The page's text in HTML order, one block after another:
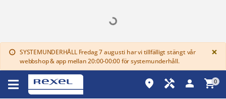
info SYSTEMUNDERHÅLL Fredag 7 augusti har vi tillfälligt stängt vår
webbshop & app mellan 20:00-00:00 för systemunderhåll.
×
place handyman person shopping_cart0